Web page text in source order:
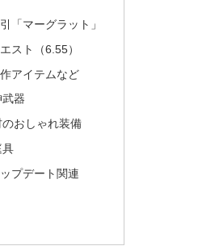
「マーグラット」
スト（6.55）
アイテムなど
器
おしゃれ装備
具
プデート関連